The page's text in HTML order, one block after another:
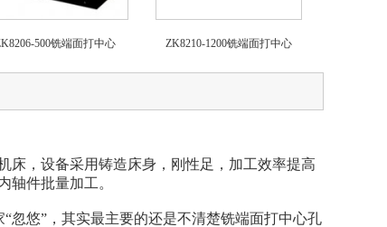
500铣端面打中心 ZK8210-1200铣端面打中心
床，设备采用铸造床身，刚性足，加工效率提高
轴件批量加工。
忽悠”，其实最主要的还是不清楚铣端面打中心孔